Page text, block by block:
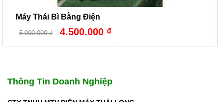
Máy Thái Bì Bằng Điện
5.000.000₫
Giá
gốc
5.000.000 ₫.
4.500.000 ₫Giá
hiện
là:
Thông Tin Doanh Nghiệp